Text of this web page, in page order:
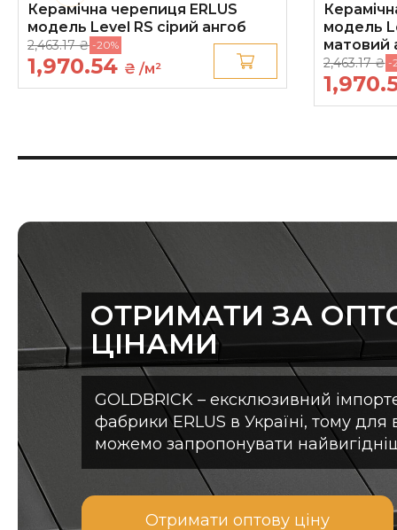
Керамічна черепиця ERLUS
модель Level RS cірий ангоб
2,463.17 ₴ -20%
1,970.54 ₴ /м²
модель
матовий
2,463.17 ₴ -
ОТРИМАТИ ЗА
ЦІНАМИ
GOLDBRICK – ексклюзивний
фабрики ERLUS в Україні, тому
можемо запропонувати
Отримати оптову ціну